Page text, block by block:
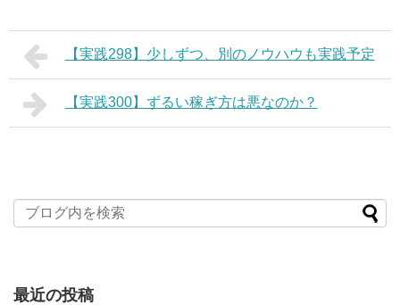
【実践298】少しずつ、別のノウハウも実践予定
【実践300】ずるい稼ぎ方は悪なのか？
最近の投稿